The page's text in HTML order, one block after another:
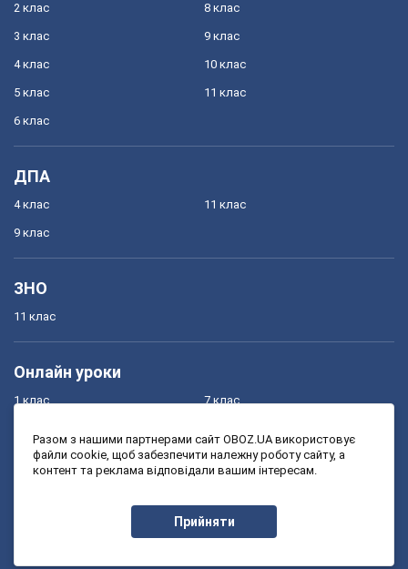
2 клас
3 клас
4 клас
5 клас
6 клас
8 клас
9 клас
10 клас
11 клас
ДПА
4 клас
9 клас
11 клас
ЗНО
11 клас
Онлайн уроки
1 клас
3 клас
7 клас
9 клас
Разом з нашими партнерами сайт OBOZ.UA використовує
файли cookie, щоб забезпечити належну роботу сайту, а
контент та реклама відповідали вашим інтересам.
Прийняти